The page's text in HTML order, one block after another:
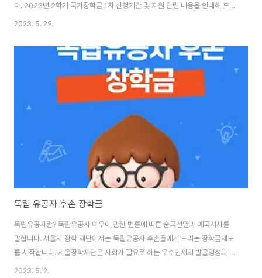
다. 2023년 2학기 국가장학금 1차 신청기간 및 지원 관련 내용을 안내해 드립
니다. ◆ 신청기간 ◆ · 국가장학금 신청 : 2023.5.23(화) ~ 6.22(목) 18시
구원동의 : 2023. 5.23(화) ~ 6.29 (목) 18시 ◆ 신청대상 ◆ 재학생, 신입
생(2학기입학예정자), 편입생, 재입학생, 복학생 등 모든 대학생 ※ 재학생은 1
차 신청이 원칙이며, 재학 중 2회에 한해 구제신청 자동 적용 ● 국가장학금 I
유형 국내대학에 재학 중 인학자금 지원 8구간 이하 대학생..
2023. 5. 29.
독립 유공자 후손 장학금
독립유공자란? 독립유공자 예우에 관한 법률에 따른 순국선열과 애국지사를
말합니다. 서울시 장학 재단에서는 독립유공자 후손들에게 드리는 장학금제도
를 시작합니다. 서울장학재단은 사회가 필요로 하는 우수인재의 발굴양성과 경
제적 이유로 교육을 받기 어려운 학생들을 지원하기 위하여 서울시에서 2009
2023. 5. 2.